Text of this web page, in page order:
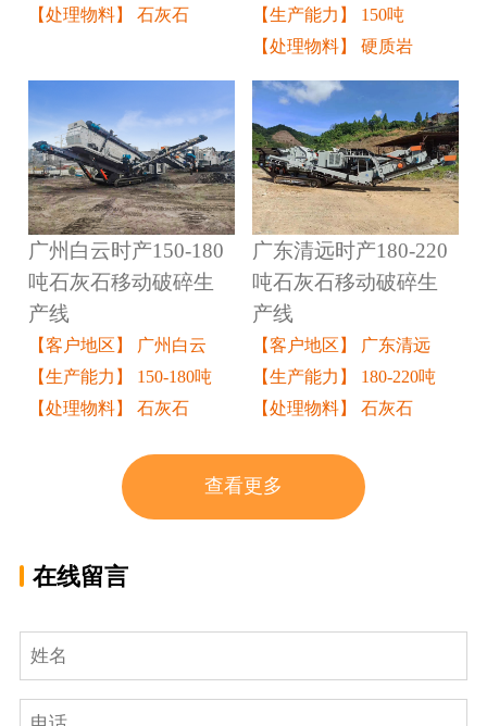
【处理物料】 石灰石
【生产能力】 150吨
【处理物料】 硬质岩
广州白云时产150-180
吨石灰石移动破碎生
产线
【客户地区】 广州白云
【生产能力】 150-180吨
【处理物料】 石灰石
广东清远时产180-220
吨石灰石移动破碎生
产线
【客户地区】 广东清远
【生产能力】 180-220吨
【处理物料】 石灰石
查看更多
在线留言